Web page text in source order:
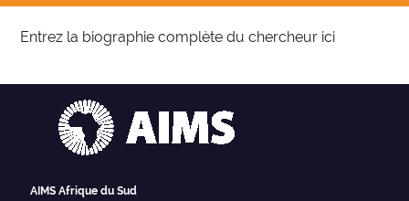
Entrez la biographie complète du chercheur ici
AIMS Afrique du Sud